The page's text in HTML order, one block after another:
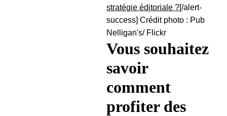
stratégie éditoriale ?[/alert-
success] Crédit photo : Pub
Nelligan's/ Flickr
Vous souhaitez
savoir
comment
profiter des